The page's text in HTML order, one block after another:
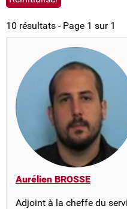
10 résultats - Page 1 sur 1
Aurélien BROSSE
Adjoint à la cheffe du